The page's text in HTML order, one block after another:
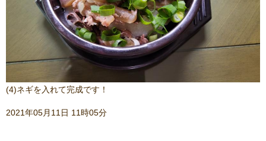
(4)ネギを入れて完成です！
2021年05月11日 11時05分